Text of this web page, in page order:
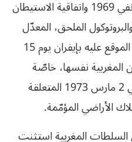
إيفران الموقع عليها يوم 15 جانفي 1969 واتفاقية الاستيطان
الموقعة يوم 15 مارس 1963 والبروتوكول الملحق، المعدّل
والمكمّل لأحكام هذه الاتفاقية الموقع عليه بإيفران يوم 15
المغربية نفسها، خاصّة
أحكام الظهير الملكي المؤرخ في 2 مارس 1973 المتعلقة
الأراضي المؤمّمة.
السلطات المغربية استثنت